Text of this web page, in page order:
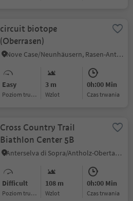
circuit biotope
(Oberrasen)
Nove Case/Neunhäusern, Rasen-Antholz/Rasun Anterselva, Dolomites Region Kronplatz/Plan de Corones
Easy
Poziom trudności
3 m
Wzlot
0h:00 Min
czas trwania
Cross Country Trail
Biathlon Center 5B
Anterselva di Sopra/Antholz-Obertal, Rasen-Antholz/Rasun Anterselva, Dolomites Region Kronplatz/Plan de Corones
Difficult
Poziom trudności
108 m
Wzlot
0h:00 Min
czas trwania